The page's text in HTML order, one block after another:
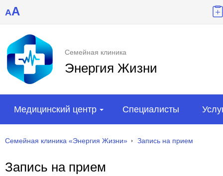
AA
Семейная клиника
Энергия Жизни
Медицинский центр Специалисты
Семейная клиника «Энергия Жизни» Запись на прием
Запись на прием